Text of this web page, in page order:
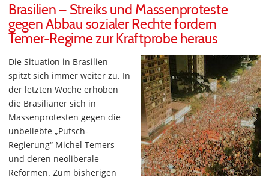
Brasilien – Streiks und Massenproteste
gegen Abbau sozialer Rechte fordern
Temer-Regime zur Kraftprobe heraus
Die Situation in Brasilien
spitzt sich immer weiter zu. In
der letzten Woche erhoben
die Brasilianer sich in
Massenprotesten gegen die
unbeliebte „Putsch-
Regierung“ Michel Temers
und deren neoliberale
Reformen. Zum bisherigen